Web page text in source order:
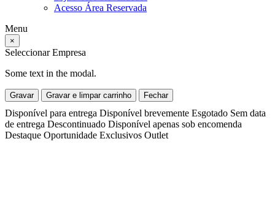
Acesso Área Reservada
Menu
×
Seleccionar Empresa
Some text in the modal.
Gravar Gravar e limpar carrinho Fechar
Disponível para entrega Disponível brevemente Esgotado Sem data
de entrega Descontinuado Disponível apenas sob encomenda
Destaque Oportunidade Exclusivos Outlet